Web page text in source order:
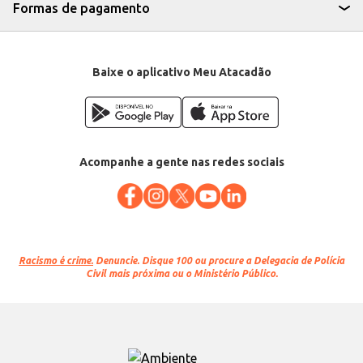
Formas de pagamento
Baixe o aplicativo Meu Atacadão
Acompanhe a gente nas redes sociais
Racismo é crime. Denuncie. Disque 100 ou procure a Delegacia de Polícia
Civil mais próxima ou o Ministério Público.